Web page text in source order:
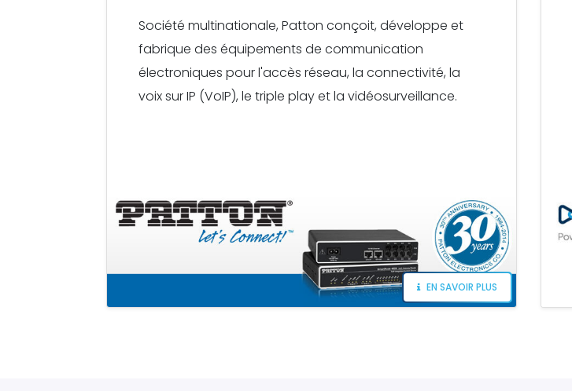
Société multinationale, Patton conçoit, développe et
fabrique des équipements de communication
électroniques pour l'accès réseau, la connectivité, la
voix sur IP (VoIP), le triple play et la vidéosurveillance.
EN SAVOIR PLUS